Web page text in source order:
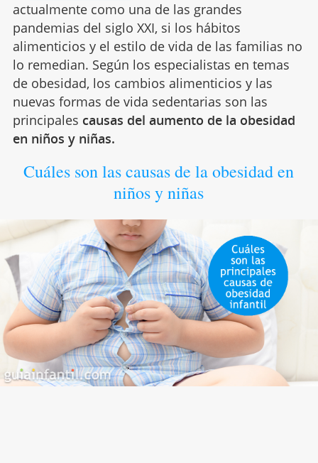
actualmente como una de las grandes
pandemias del siglo XXI, si los hábitos
alimenticios y el estilo de vida de las familias no
lo remedian. Según los especialistas en temas
de obesidad, los cambios alimenticios y las
nuevas formas de vida sedentarias son las
principales causas del aumento de la obesidad
en niños y niñas.
Cuáles son las causas de la obesidad en
niños y niñas